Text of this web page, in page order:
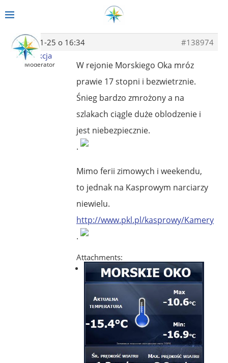
2014-01-25 o 16:34
#138974
Redakcja
Moderator
W rejonie Morskiego Oka mróz
prawie 17 stopni i bezwietrznie.
Śnieg bardzo zmrożony a na
szlakach ciągle duże oblodzenie i
jest niebezpiecznie.
.
Mimo ferii zimowych i weekendu,
to jednak na Kasprowym narciarzy
niewielu.
http://www.pkl.pl/kasprowy/Kamery
.
Attachments: